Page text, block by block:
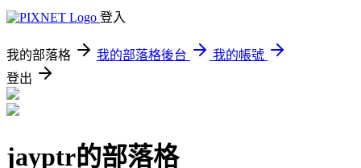
登入
我的部落格 我的部落格後台
我的帳號
登出
jayptr的部落格